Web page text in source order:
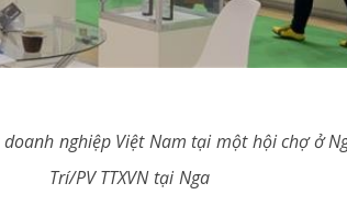
nghiệp Việt Nam tại một hội chợ ở
Trí/PV TTXVN tại Nga